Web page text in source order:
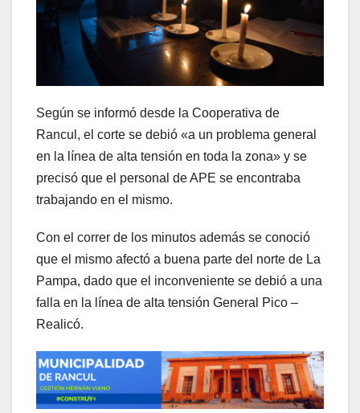
Según se informó desde la Cooperativa de
Rancul, el corte se debió «a un problema general
en la línea de alta tensión en toda la zona» y se
precisó que el personal de APE se encontraba
trabajando en el mismo.
Con el correr de los minutos además se conoció
que el mismo afectó a buena parte del norte de La
Pampa, dado que el inconveniente se debió a una
falla en la línea de alta tensión General Pico –
Realicó.